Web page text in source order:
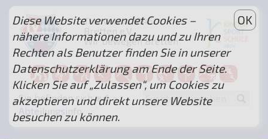
Turnverein 1846
Bretten e.V.
Wir bewegen Bretten
...
Sie befinden sich auf: >
Abteilungsinfo
Diese Website verwendet Cookies –
nähere Informationen dazu und zu Ihren
Rechten als Benutzer finden Sie in unserer
Datenschutzerklärung am Ende der Seite.
Klicken Sie auf „Zulassen“, um Cookies zu
akzeptieren und direkt unsere Website
besuchen zu können.
OK